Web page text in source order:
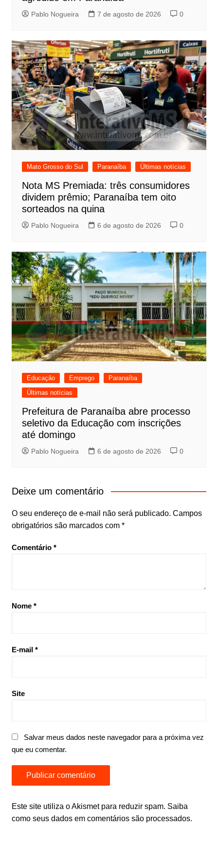
Pablo Nogueira 7 de agosto de 2026 0
Mato Grosso do Sul Paranaíba Últimas notícias
Nota MS Premiada: três consumidores
dividem prêmio; Paranaíba tem oito
sorteados na quina
Pablo Nogueira 6 de agosto de 2026 0
Educação Emprego
Paranaíba
Últimas notícias
Prefeitura de Paranaíba abre processo
seletivo da Educação com inscrições
até domingo
Pablo Nogueira 6 de agosto de 2026 0
Deixe um comentário
O seu endereço de e-mail não será publicado. Campos
obrigatórios são marcados com *
Comentário *
Nome *
E-mail *
Site
Salvar meus dados neste navegador para a próxima vez
que eu comentar.
Este site utiliza o Akismet para reduzir spam. Saiba
como seus dados em comentários são processados.